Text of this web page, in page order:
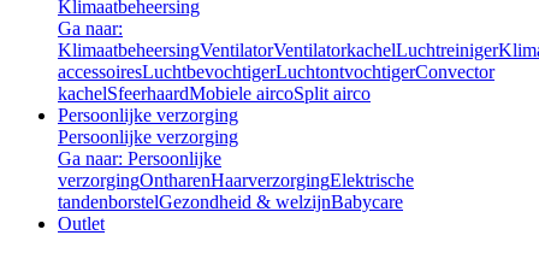
Klimaatbeheersing
Ga naar:
KlimaatbeheersingVentilatorVentilatorkachelLuchtreiniger
accessoiresLuchtbevochtigerLuchtontvochtigerConvector
kachelSfeerhaardMobiele aircoSplit airco
Persoonlijke verzorging
Persoonlijke verzorging
Ga naar: Persoonlijke
verzorgingOntharenHaarverzorgingElektrische
tandenborstelGezondheid & welzijnBabycare
Outlet